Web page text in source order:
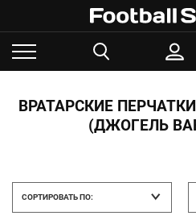
ВРАТАРСКИЕ ПЕРЧАТКИ
(ДЖОГЕЛЬ
СОРТИРОВАТЬ ПО: